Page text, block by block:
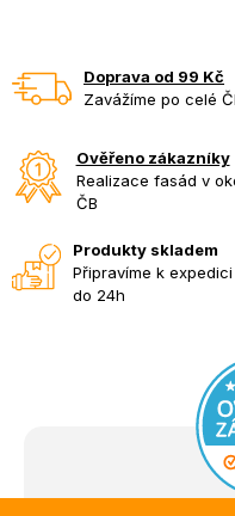
Doprava od 99 Kč
Zavážíme po celé
Ověřeno zákazníky
Realizace fasád v
ČB
Produkty skladem
Připravíme k expedici
do 24h